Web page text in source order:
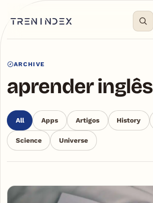
ARCHIVE
aprender inglês
All Apps Artigos History
Science Universe
Articles